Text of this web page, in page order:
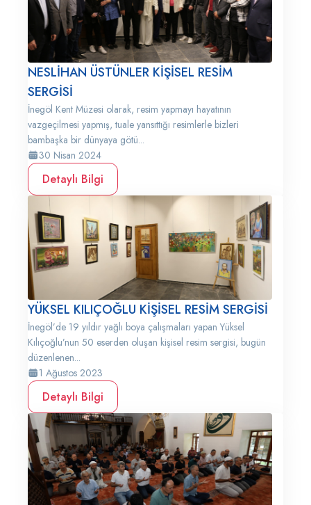
NESLİHAN ÜSTÜNLER KİŞİSEL RESİM
SERGİSİ
İnegöl Kent Müzesi olarak, resim yapmayı hayatının
vazgeçilmesi yapmış, tuale yansıttığı resimlerle bizleri
bambaşka bir dünyaya götü...
30 Nisan 2024
Detaylı Bilgi
YÜKSEL KILIÇOĞLU KİŞİSEL RESİM SERGİSİ
İnegöl’de 19 yıldır yağlı boya çalışmaları yapan Yüksel
Kılıçoğlu’nun 50 eserden oluşan kişisel resim sergisi, bugün
düzenlenen...
1 Ağustos 2023
Detaylı Bilgi